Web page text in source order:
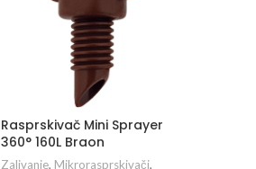
Rasprskivač Mini Sprayer
360° 160L Braon
Zalivanje, Mikrorasprskivači,